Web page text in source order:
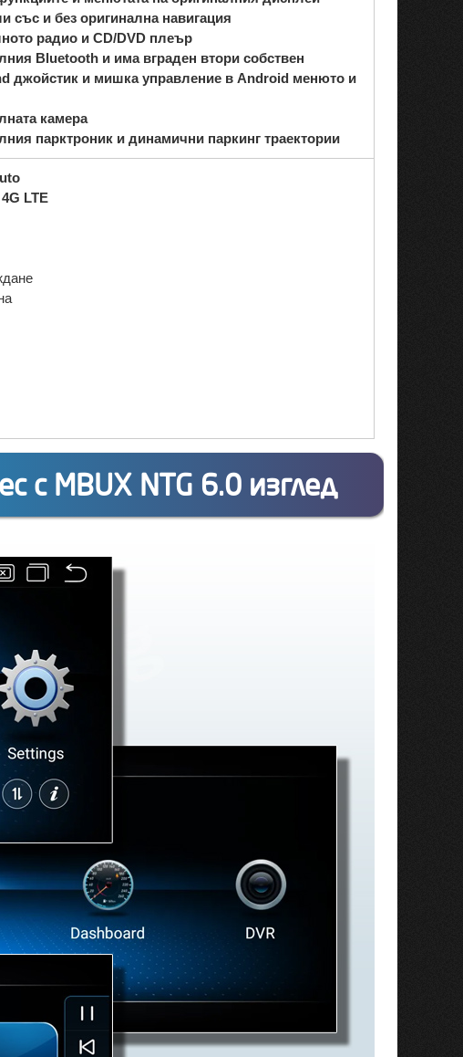
със и без оригинална навигация
радио и CD/DVD плеър
Bluetooth и има вграден втори собствен
джойстик и мишкауправление в Android менюто и
камера
парктроник и динамични паркинг траектории
LTE
с MBUX NTG 6.0 изглед